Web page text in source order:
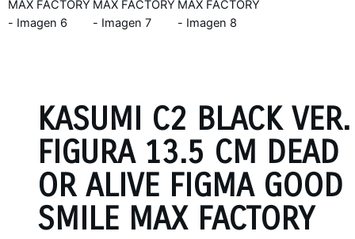
KASUMI C2 BLACK VER.
FIGURA 13.5 CM DEAD
OR ALIVE FIGMA GOOD
SMILE MAX FACTORY